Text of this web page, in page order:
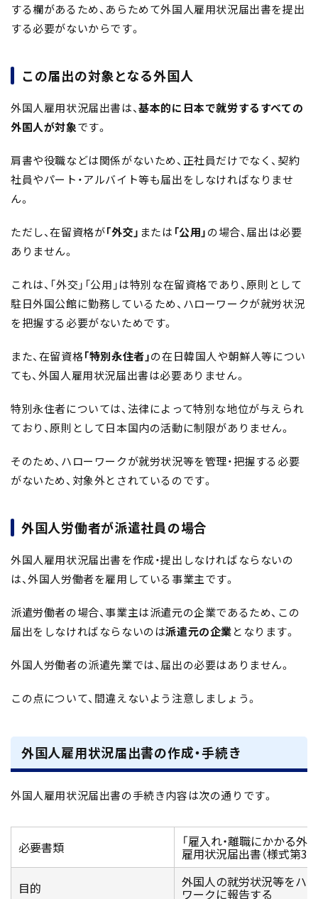
する欄があるため、あらためて外国人雇用状況届出書を提出
する必要がないからです。
この届出の対象となる外国人
外国人雇用状況届出書は、基本的に日本で就労するすべての
外国人が対象です。
肩書や役職などは関係がないため、正社員だけでなく、契約
社員やパート・アルバイト等も届出をしなければなりませ
ん。
ただし、在留資格が「外交」 または 「公用」の場合、届出は必要
ありません。
これは、「外交」「公用」は特別な在留資格であり、原則として
駐日外国公館に勤務しているため、ハローワークが就労状況
を把握する必要がないためです。
また、在留資格「特別永住者」の在日韓国人や朝鮮人等につい
ても、外国人雇用状況届出書は必要ありません。
特別永住者については、法律によって特別な地位が与えられ
ており、原則として日本国内の活動に制限がありません。
そのため、ハローワークが就労状況等を管理・把握する必要
がないため、対象外とされているのです。
外国人労働者が派遣社員の場合
外国人雇用状況届出書を作成・提出しなければならないの
は、外国人労働者を雇用している事業主です。
派遣労働者の場合、事業主は派遣元の企業であるため、この
届出をしなければならないのは派遣元の企業となります。
外国人労働者の派遣先業では、届出の必要はありません。
この点について、間違えないよう注意しましょう。
外国人雇用状況届出書の作成・手続き
外国人雇用状況届出書の手続き内容は次の通りです。
必要書類 「雇入れ・離職にかかる外
雇用状況届出書（様式第3号
目的
外国人の就労状況等をハ
ワークに報告する